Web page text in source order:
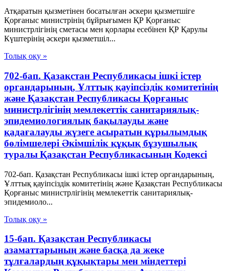
Атқаратын қызметінен босатылған әскери қызметшіге
Қорғаныс министрінің бұйрығымен ҚР Қорғаныс
министрлігінің сметасы мен қорлары есебінен ҚР Қарулы
Күштерінің әскери қызметшіл...
Толық оқу »
702-бап. Қазақстан Республикасы ішкі істер
органдарының, Ұлттық қауiпсiздiк комитетiнiң
және Қазақстан Республикасы Қорғаныс
министрлiгiнiң мемлекеттік санитариялық-
эпидемиологиялық бақылауды және
қадағалауды жүзеге асыратын құрылымдық
бөлімшелері Әкімшілік құқық бұзушылық
туралы Қазақстан Республикасының Кодексі
702-бап. Қазақстан Республикасы ішкі істер органдарының,
Ұлттық қауiпсiздiк комитетiнiң және Қазақстан Республикасы
Қорғаныс министрлiгiнiң мемлекеттік санитариялық-
эпидемиоло...
Толық оқу »
15-бап. Қазақстан Республикасы
азаматтарының және басқа да жеке
тұлғалардың құқықтары мен міндеттері